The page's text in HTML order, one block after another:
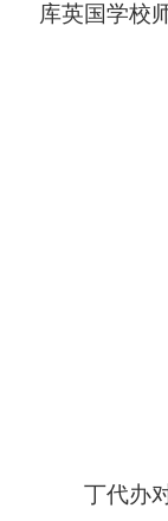
库英国学校
丁代办